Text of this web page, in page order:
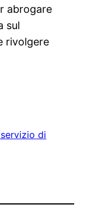
abrogare
sul
rivolgere
di